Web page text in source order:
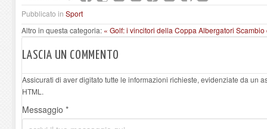
Pubblicato in Sport
Altro in questa categoria: « Golf: i vincitori della Coppa Albergatori Scambio
LASCIA UN COMMENTO
Assicurati di aver digitato tutte le informazioni richieste, evidenziate da un
HTML.
Messaggio *